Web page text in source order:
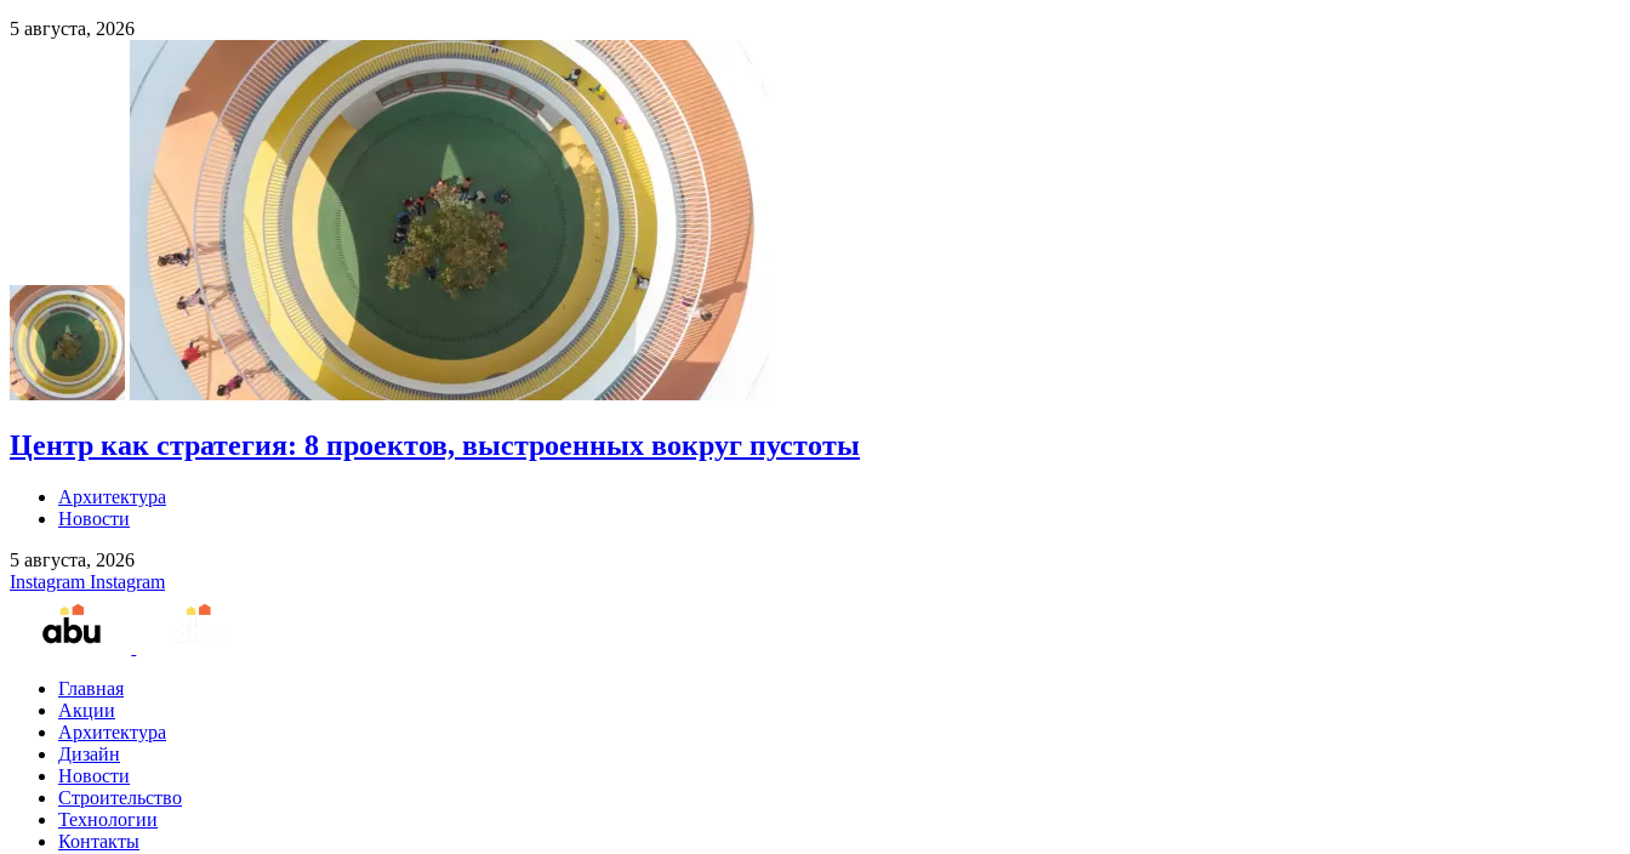
5 августа, 2026
Центр как стратегия: 8 проектов, выстроенных вокруг пустоты
Архитектура
Новости
5 августа, 2026
Instagram Instagram
Главная
Акции
Архитектура
Дизайн
Новости
Строительство
Технологии
Контакты